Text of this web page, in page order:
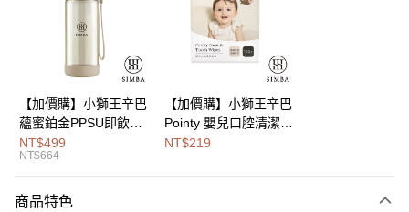
Google Pay
全盈+PAY
大哥付你分期
【大哥付你分期使用說明】
【加價購】小獅王辛巴
蘊蜜鉑金PPSU即飲水
壺400ml
NT$499
NT$664
【加價購】小獅王辛巴
Pointy 嬰兒口腔清潔指
套 (100入)
NT$219
商品特色